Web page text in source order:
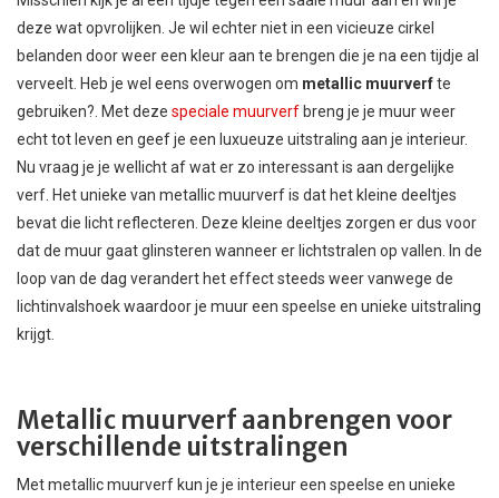
deze wat opvrolijken. Je wil echter niet in een vicieuze cirkel
belanden door weer een kleur aan te brengen die je na een tijdje al
verveelt. Heb je wel eens overwogen om metallic muurverfte
gebruiken?. Met deze speciale muurverfbreng je je muur weer
echt tot leven en geef je een luxueuze uitstraling aan je interieur.
Nu vraag je je wellicht af wat er zo interessant is aan dergelijke
verf. Het unieke van metallic muurverf is dat het kleine deeltjes
bevat die licht reflecteren. Deze kleine deeltjes zorgen er dus voor
dat de muur gaat glinsteren wanneer er lichtstralen op vallen. In de
loop van de dag verandert het effect steeds weer vanwege de
lichtinvalshoek waardoor je muur een speelse en unieke uitstraling
krijgt.
Metallic muurverf aanbrengen voor
verschillende uitstralingen
Met metallic muurverf kun je je interieur een speelse en unieke